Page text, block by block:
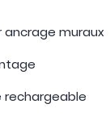
ancrage muraux
rechargeable